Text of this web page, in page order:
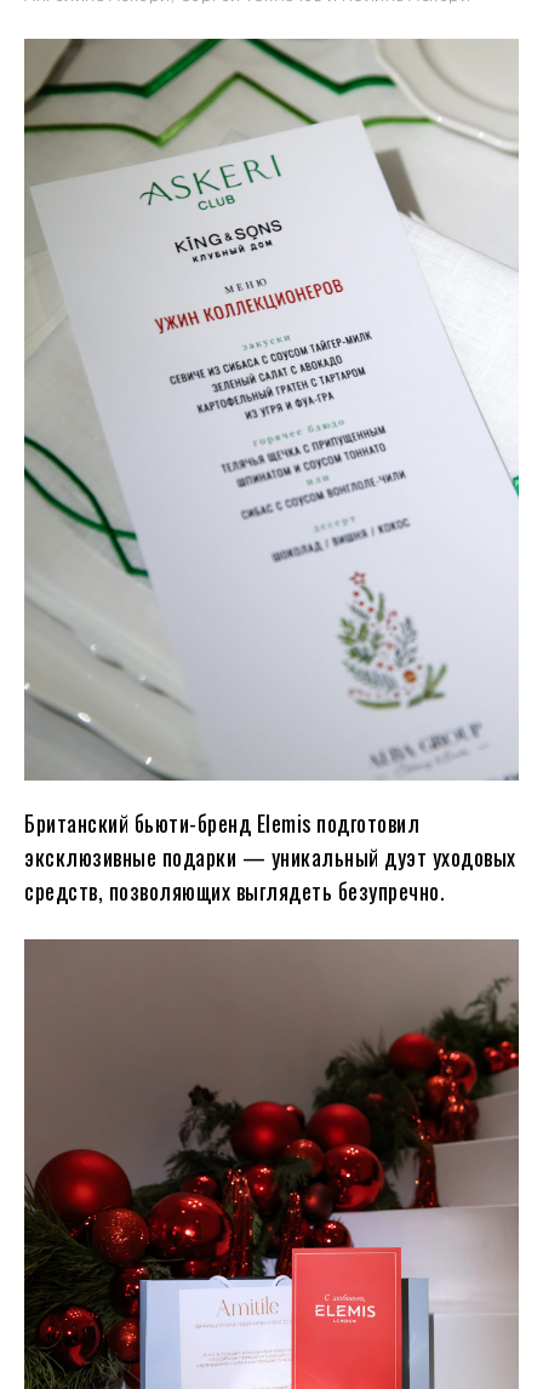
Британский бьюти-бренд Elemis подготовил
эксклюзивные подарки — уникальный дуэт уходовых
средств, позволяющих выглядеть безупречно.